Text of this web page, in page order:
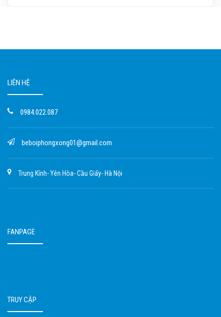
LIÊN HỆ
0984.022.087
beboiphongxong01@gmail.com
Trung Kính- Yên Hòa- Cầu Giấy- Hà Nội
FANPAGE
TRUY CẬP